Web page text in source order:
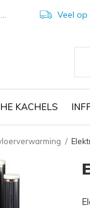
KACHELS
Veel op